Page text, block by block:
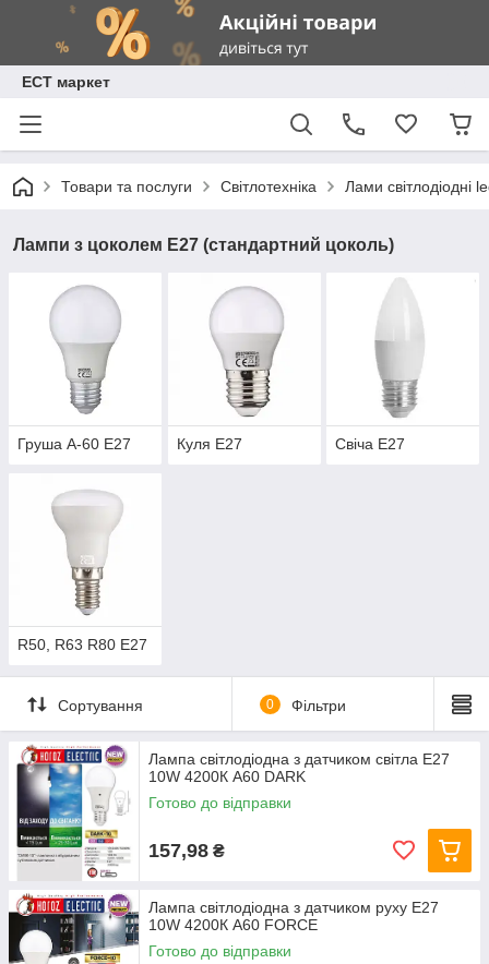
ЕСТ маркет
Товари та послуги Світлотехніка Лами світлодіодні
Лампи з цоколем Е27 (стандартний цоколь)
Груша А-60 Е27 Куля Е27 Свіча Е27
R50, R63 R80 Е27
Сортування 0 Фільтри
Лампа світлодіодна з датчиком світла E27
10W 4200К A60 DARK
Готово до відправки
157,98 ₴
Лампа світлодіодна з датчиком руху E27
10W 4200К A60 FORCE
Готово до відправки